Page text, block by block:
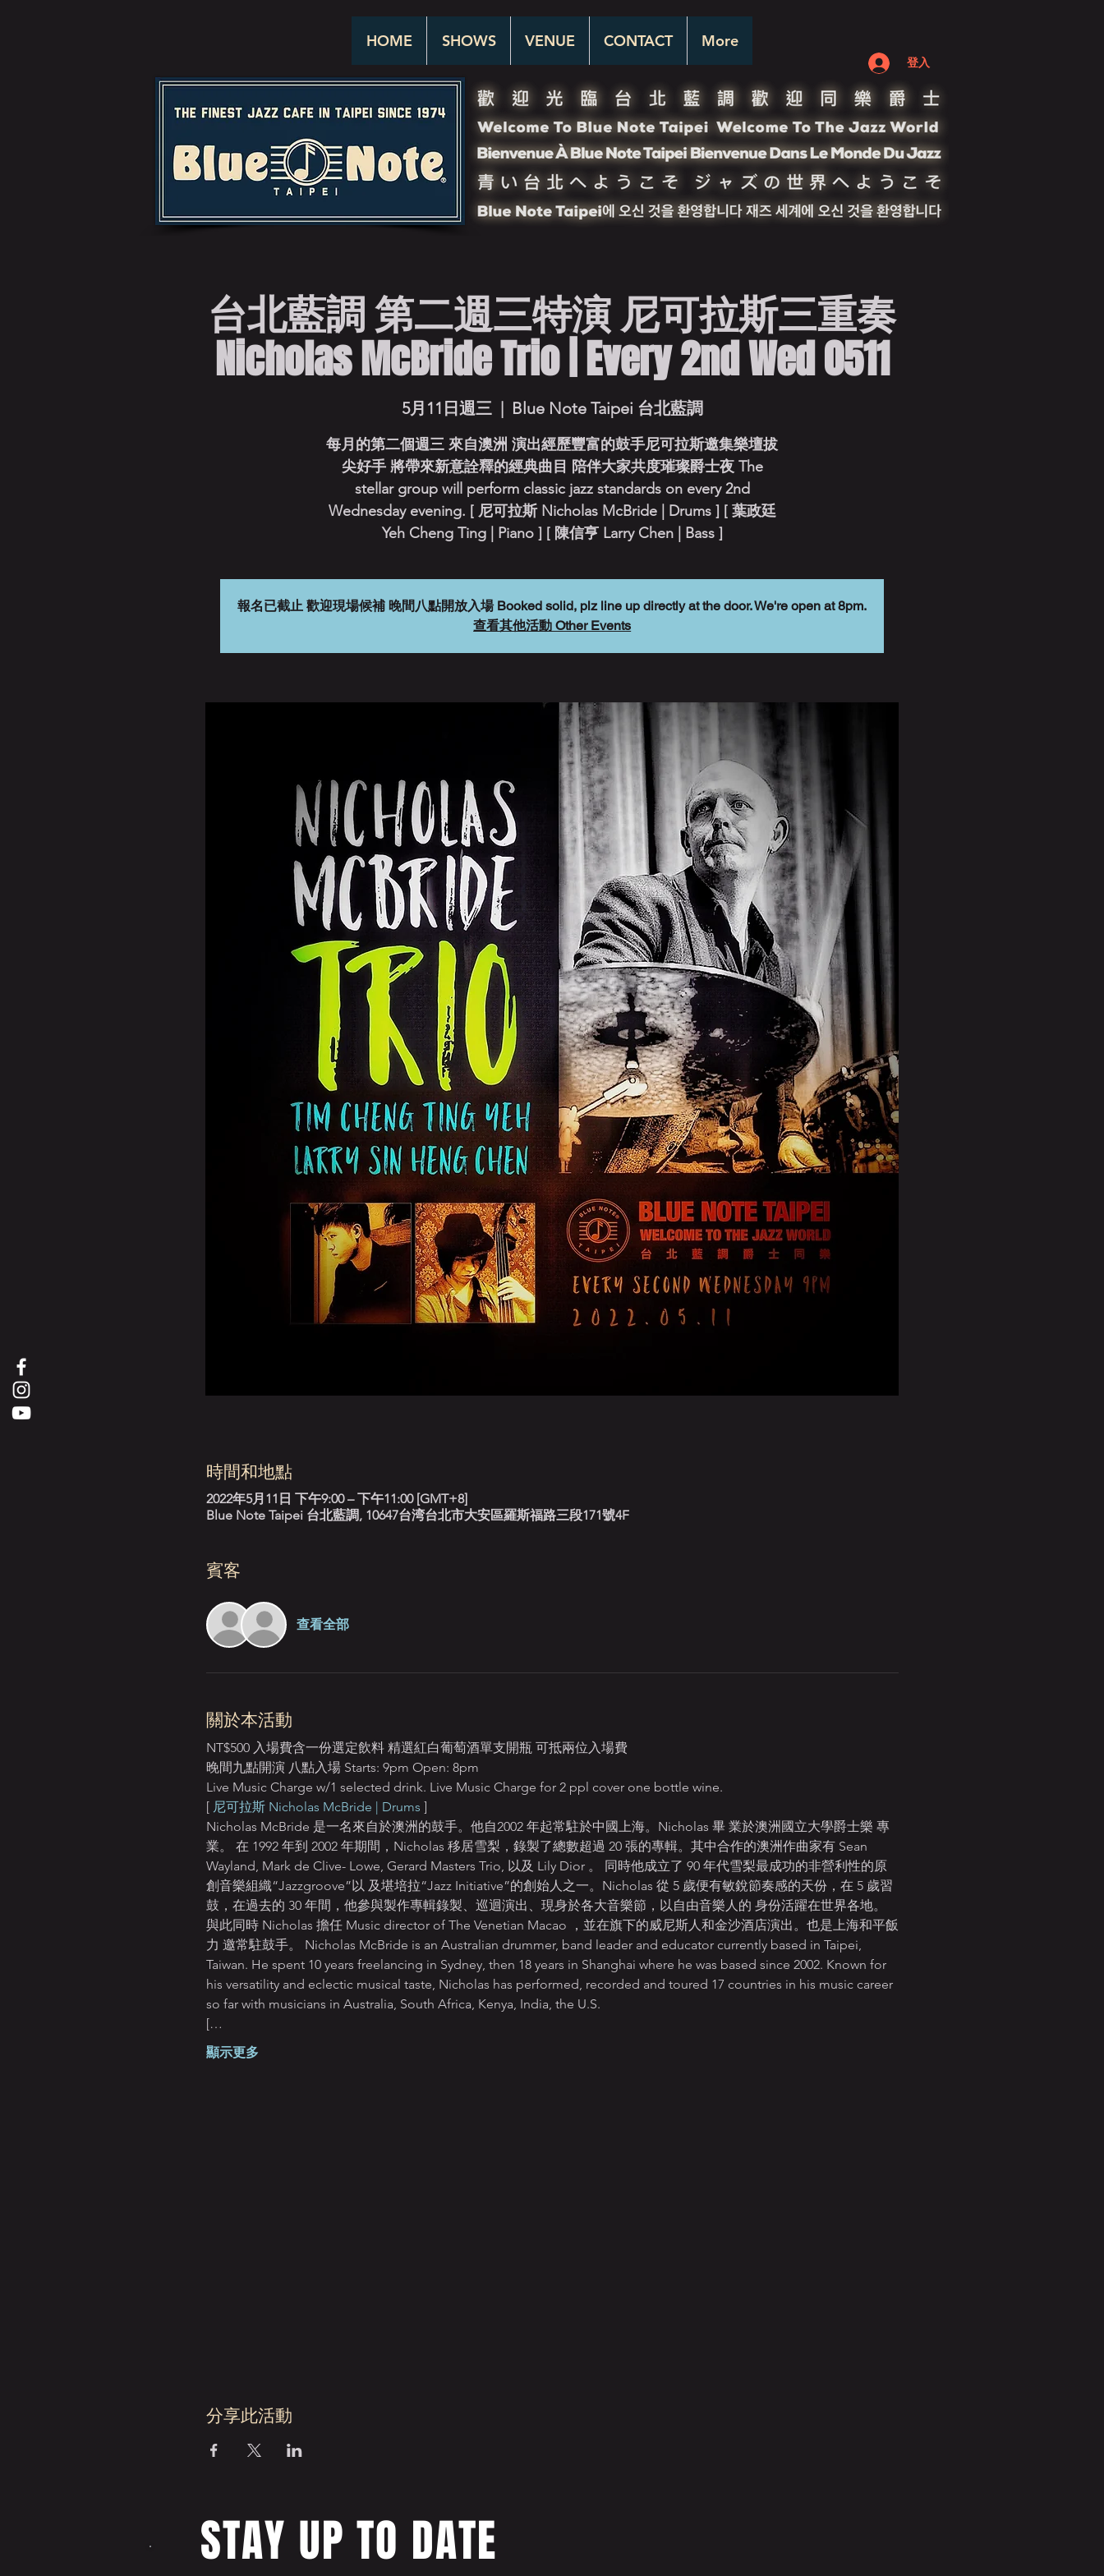
HOME SHOWS VENUE CONTACT More
登入
台北藍調 第二週三特演 尼可拉斯三重奏
Nicholas McBride Trio | Every 2nd Wed 0511
5月11日週三
  |
Blue Note Taipei 台北藍調
每月的第二個週三 來自澳洲 演出經歷豐富的鼓手尼可拉斯邀集樂壇拔
尖好手 將帶來新意詮釋的經典曲目 陪伴大家共度璀璨爵士夜 The
stellar group will perform classic jazz standards on every 2nd
Wednesday evening. [ 尼可拉斯 Nicholas McBride | Drums ] [ 葉政廷
Yeh Cheng Ting | Piano ] [ 陳信亨 Larry Chen | Bass ]
報名已截止 歡迎現場候補 晚間八點開放入場 Booked solid, plz line up directly at the door. We're open at 8pm.
查看其他活動 Other Events
時間和地點
2022年5月11日 下午9:00 – 下午11:00 [GMT+8]
Blue Note Taipei 台北藍調, 10647台湾台北市大安區羅斯福路三段171號4F
賓客
查看全部
關於本活動
NT$500 入場費含一份選定飲料 精選紅白葡萄酒單支開瓶 可抵兩位入場費
晚間九點開演 八點入場 Starts: 9pm Open: 8pm
Live Music Charge w/1 selected drink. Live Music Charge for 2 ppl cover one bottle wine.
[ 尼可拉斯 Nicholas McBride | Drums ]
Nicholas McBride 是一名來自於澳洲的鼓手。他自2002 年起常駐於中國上海。Nicholas 畢 業於澳洲國立大學爵士樂 專
業。 在 1992 年到 2002 年期間，Nicholas 移居雪梨，錄製了總數超過 20 張的專輯。其中合作的澳洲作曲家有 Sean
Wayland, Mark de Clive- Lowe, Gerard Masters Trio, 以及 Lily Dior 。 同時他成立了 90 年代雪梨最成功的非營利性的原
創音樂組織“Jazzgroove”以 及堪培拉“Jazz Initiative”的創始人之一。Nicholas 從 5 歲便有敏銳節奏感的天份，在 5 歲習
鼓，在過去的 30 年間，他參與製作專輯錄製、巡迴演出、現身於各大音樂節，以自由音樂人的 身份活躍在世界各地。
與此同時 Nicholas 擔任 Music director of The Venetian Macao ，並在旗下的威尼斯人和金沙酒店演出。也是上海和平飯
力 邀常駐鼓手。 Nicholas McBride is an Australian drummer, band leader and educator currently based in Taipei,
Taiwan. He spent 10 years freelancing in Sydney, then 18 years in Shanghai where he was based since 2002. Known for
his versatility and eclectic musical taste, Nicholas has performed, recorded and toured 17 countries in his music career
so far with musicians in Australia, South Africa, Kenya, India, the U.S.
[…
顯示更多
分享此活動
STAY UP TO DATE